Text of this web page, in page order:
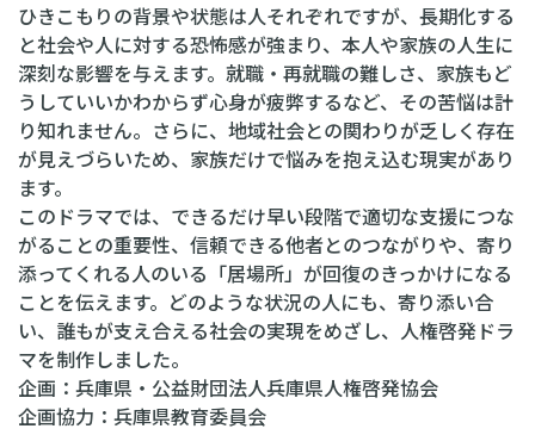
ひきこもりの背景や状態は人それぞれですが、長期化する
と社会や人に対する恐怖感が強まり、本人や家族の人生に
深刻な影響を与えます。就職・再就職の難しさ、家族もど
うしていいかわからず心身が疲弊するなど、その苦悩は計
り知れません。さらに、地域社会との関わりが乏しく存在
が見えづらいため、家族だけで悩みを抱え込む現実があり
ます。
このドラマでは、できるだけ早い段階で適切な支援につな
がることの重要性、信頼できる他者とのつながりや、寄り
添ってくれる人のいる「居場所」が回復のきっかけになる
ことを伝えます。どのような状況の人にも、寄り添い合
い、誰もが支え合える社会の実現をめざし、人権啓発ドラ
マを制作しました。
企画：兵庫県・公益財団法人兵庫県人権啓発協会
企画協力：兵庫県教育委員会